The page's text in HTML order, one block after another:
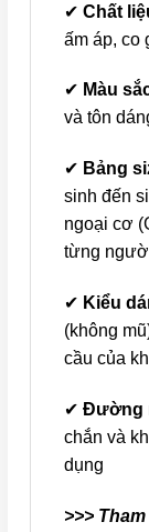
✔ Chất
ấm áp, co
✔ Màu
và tôn
✔ Bảng
sinh đến
ngoại cơ
từng
✔ Kiểu
(không
cầu của
✔ Đường
chắn và
dụng
>>>